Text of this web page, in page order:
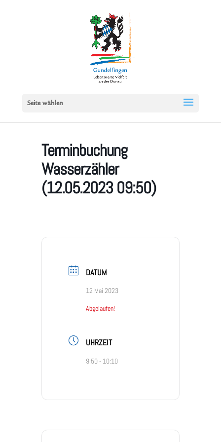
Seite wählen
Terminbuchung
Wasserzähler
(12.05.2023 09:50)
DATUM
12 Mai 2023
Abgelaufen!
UHRZEIT
9:50 - 10:10